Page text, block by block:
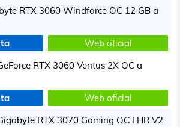
RTX 3060 Windforce OC 12 GB a
Web oficial
RTX 3060 Ventus 2X OC a
Web oficial
RTX 3070 Gaming OC LHR V2